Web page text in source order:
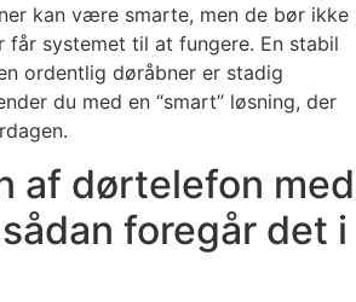
kan være smarte, men de bør ikke
systemet til at fungere. En stabil
ordentlig døråbner er stadig
du med en “smart” løsning, der
af dørtelefon med
foregår det i